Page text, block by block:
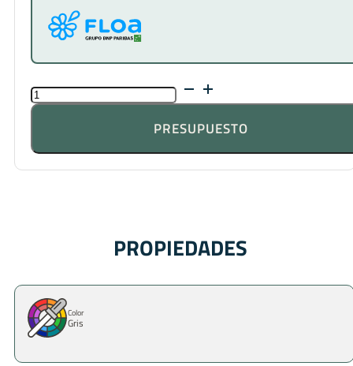
FLEXIBLE
GRIS
CANTIDAD
PRESUPUESTO
PROPIEDADES
Color
Gris